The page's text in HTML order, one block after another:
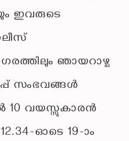
ഇവരുടെ
ഞായറാഴ്ച
സംഭവങ്ങള്‍
10 വയസ്സുകാരന്‍
ഓടെ 19-ാം